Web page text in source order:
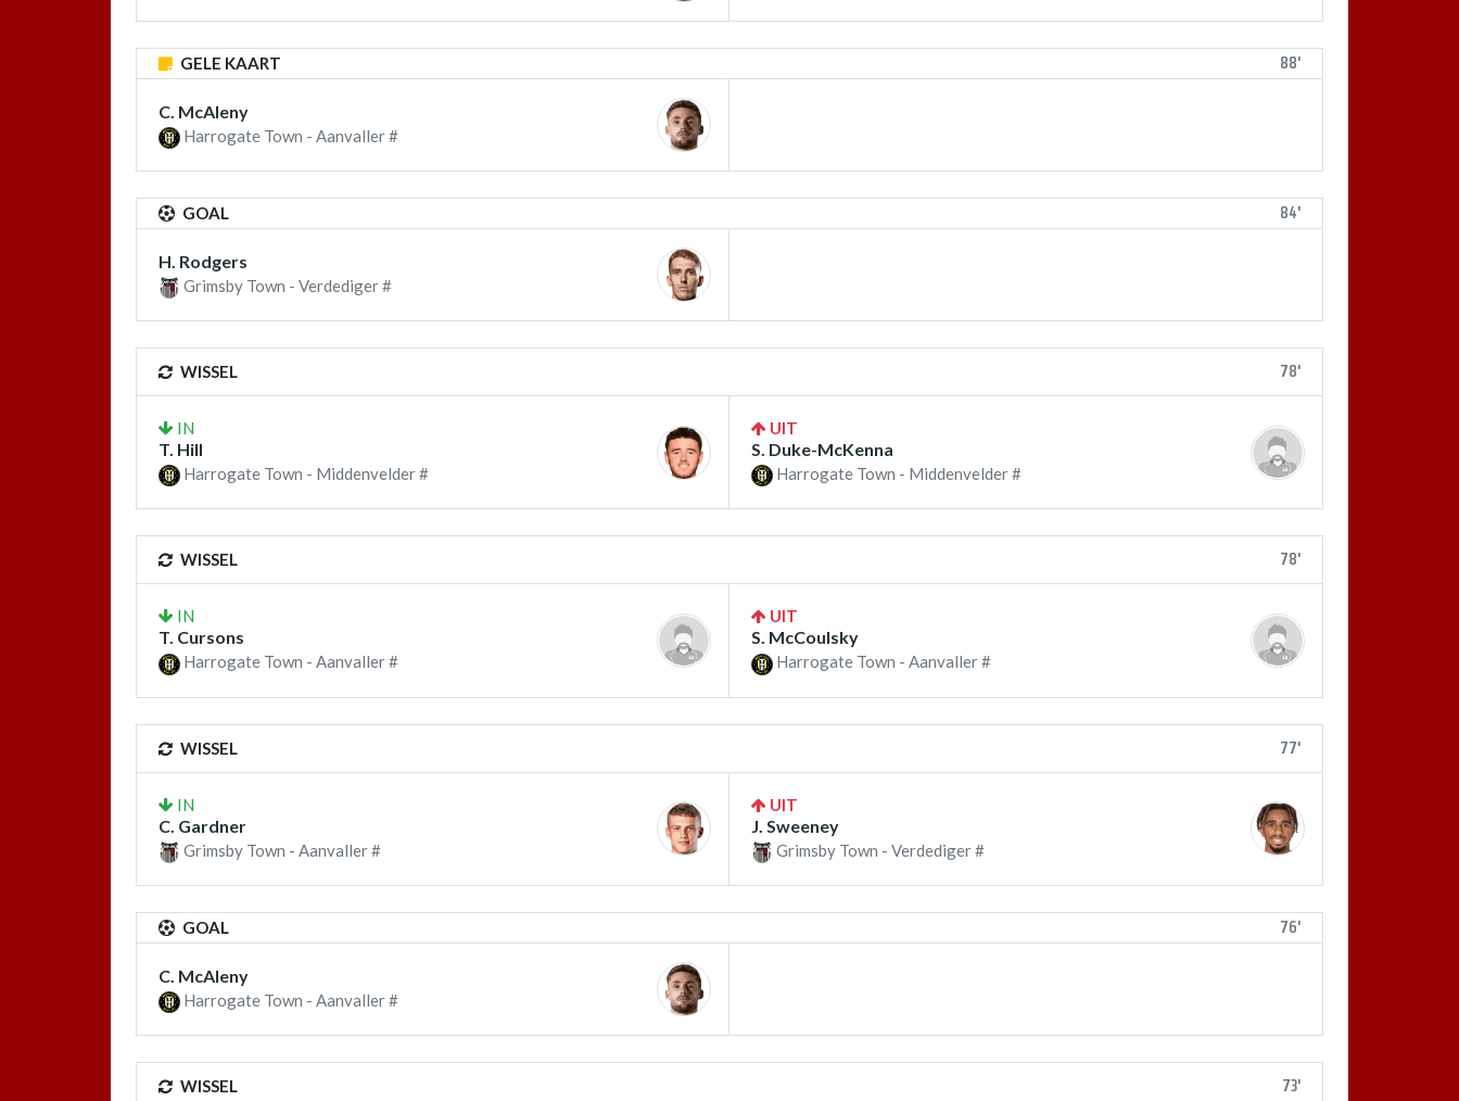
GELE KAART 88'
C. McAleny
Harrogate Town - Aanvaller #
GOAL 84'
H. Rodgers
Grimsby Town - Verdediger #
WISSEL 78'
IN
T. Hill
Harrogate Town - Middenvelder #
UIT
S. Duke-McKenna
Harrogate Town - Middenvelder #
WISSEL 78'
IN
T. Cursons
Harrogate Town - Aanvaller #
UIT
S. McCoulsky
Harrogate Town - Aanvaller #
WISSEL 77'
IN
C. Gardner
Grimsby Town - Aanvaller #
UIT
J. Sweeney
Grimsby Town - Verdediger #
GOAL 76'
C. McAleny
Harrogate Town - Aanvaller #
WISSEL 73'